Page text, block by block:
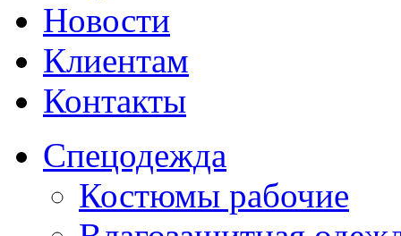
Новости
Клиентам
Контакты
Спецодежда
Костюмы рабочие